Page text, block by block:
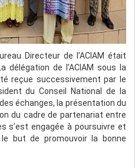
Directeur de l’ACIAM était
délégation de l’ACIAM sous la
reçue successivement par le
du Conseil National de la
échanges, la présentation du
du cadre de partenariat entre
s’est engagée à poursuivre et
but de promouvoir la bonne